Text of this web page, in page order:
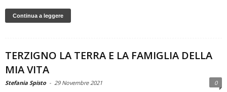
Continua a leggere
TERZIGNO LA TERRA E LA FAMIGLIA DELLA
MIA VITA
Stefania Spisto - 29 Novembre 2021 0